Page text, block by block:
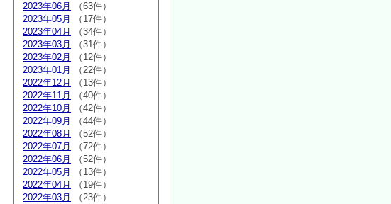
2023年06月
（63件）
2023年05月
（17件）
2023年04月
（34件）
2023年03月
（31件）
2023年02月
（12件）
2023年01月
（22件）
2022年12月
（13件）
2022年11月
（40件）
2022年10月
（42件）
2022年09月
（44件）
2022年08月
（52件）
2022年07月
（72件）
2022年06月
（52件）
2022年05月
（13件）
2022年04月
（19件）
2022年03月
（23件）